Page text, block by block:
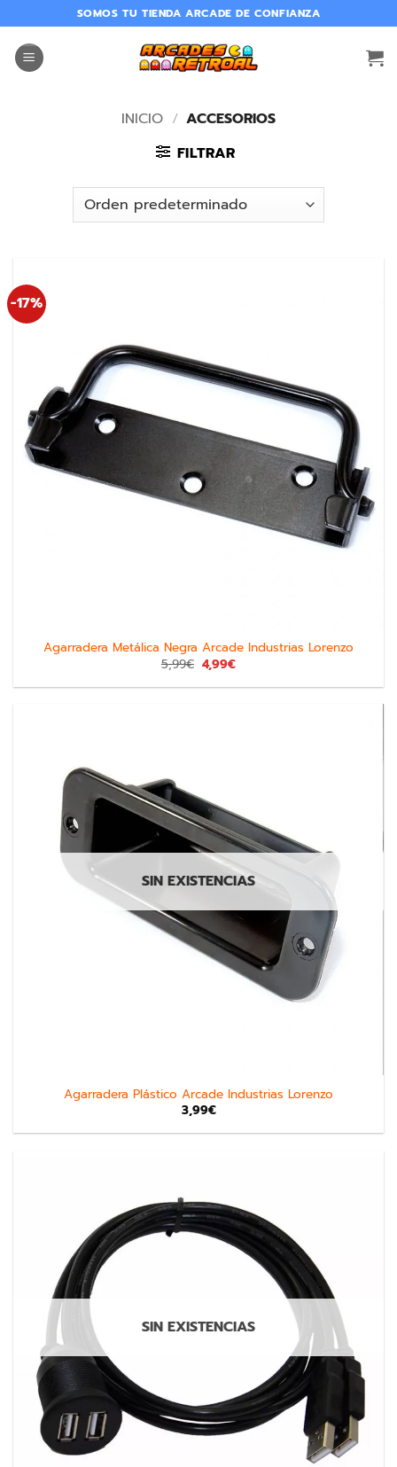
SOMOS TU TIENDA ARCADE DE CONFIANZA
INICIO / ACCESORIOS
FILTRAR
-17%
Agarradera Metálica Negra Arcade Industrias Lorenzo
5,99€ 4,99€
SIN EXISTENCIAS
Agarradera Plástico Arcade Industrias Lorenzo
3,99€
SIN EXISTENCIAS